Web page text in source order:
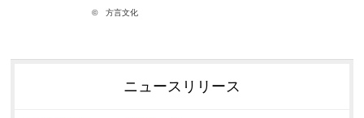
© 方言文化
ニュースリリース